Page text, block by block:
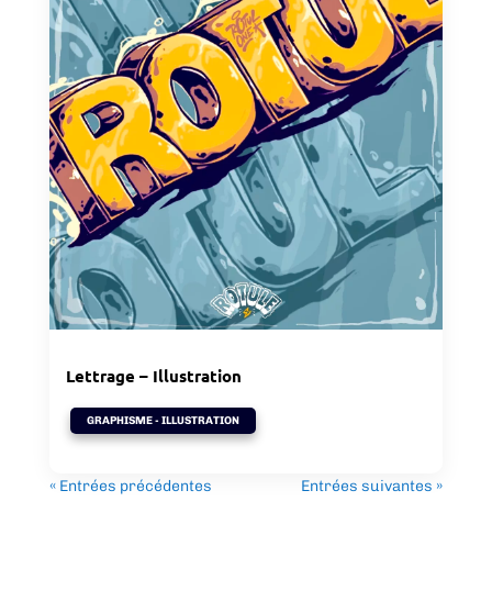
Lettrage – Illustration
GRAPHISME - ILLUSTRATION
« Entrées précédentes Entrées suivantes »